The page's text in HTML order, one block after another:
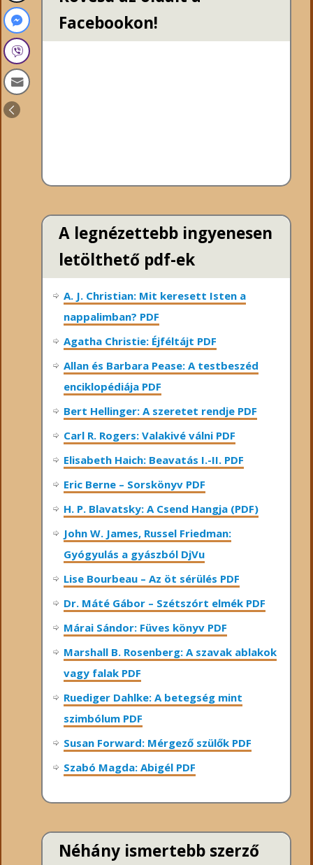
Facebookon!
A legnézettebb ingyenesen
letölthető pdf-ek
A. J. Christian: Mit keresett Isten a
nappalimban? PDF
Agatha Christie: Éjféltájt PDF
Allan és Barbara Pease: A testbeszéd
enciklopédiája PDF
Bert Hellinger: A ​szeretet rendje PDF
Carl R. Rogers: Valakivé válni PDF
Elisabeth Haich: Beavatás I.-II. PDF
Eric Berne – Sorskönyv PDF
H. P. Blavatsky: A Csend Hangja (PDF)
John W. James, Russel Friedman:
Gyógyulás a gyászból DjVu
Lise Bourbeau – Az öt sérülés PDF
Dr. Máté Gábor – Szétszórt elmék PDF
Márai Sándor: Füves könyv PDF
Marshall B. Rosenberg: A szavak ablakok
vagy falak PDF
Ruediger Dahlke: A betegség mint
szimbólum PDF
Susan Forward: Mérgező szülők PDF
Szabó Magda: Abigél PDF
Néhány ismertebb szerző